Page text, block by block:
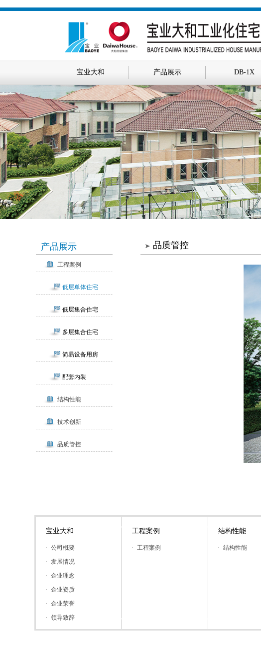
宝业大和 产品展示 DB-1X
产品展示
工程案例
低层单体住宅
低层集合住宅
多层集合住宅
简易设备用房
配套内装
结构性能
技术创新
品质管控
品质管控
宝业大和
公司概要
发展情况
企业理念
企业资质
企业荣誉
领导致辞
工程案例
工程案例
结构性能
结构性能